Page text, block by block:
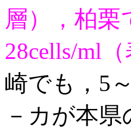
層），柏栗
28cells/ml
崎でも，5
－カが本